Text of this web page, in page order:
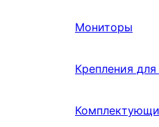
Мониторы
Крепления